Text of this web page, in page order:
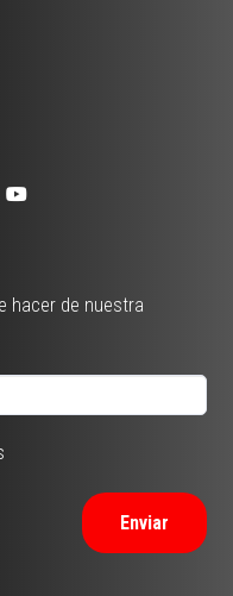
hacer de nuestra
Enviar